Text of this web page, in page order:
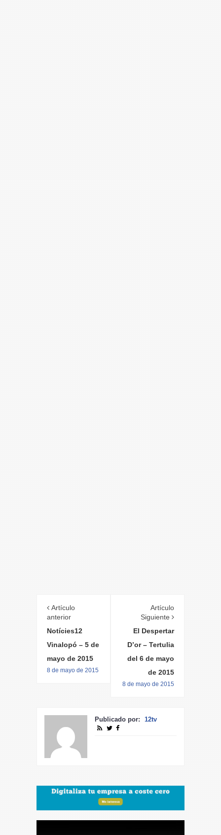
Artículo
anterior
Notícies12
Vinalopó – 5 de
mayo de 2015
8 de mayo de 2015
Artículo
Siguiente
El Despertar
D’or – Tertulia
del 6 de mayo
de 2015
8 de mayo de 2015
Publicado por: 12tv